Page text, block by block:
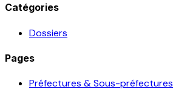
Catégories
Dossiers
Pages
Préfectures & Sous-préfectures